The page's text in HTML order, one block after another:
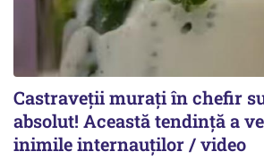
Castraveții murați în chefir
absolut! Această tendință a
inimile internauților / video